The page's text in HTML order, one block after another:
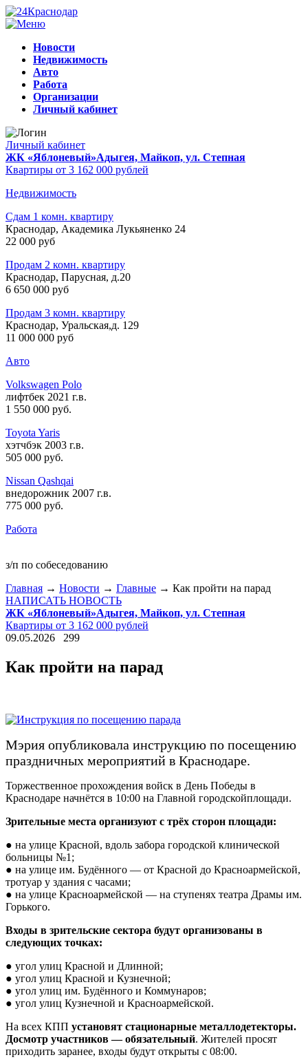
Новости
Недвижимость
Авто
Работа
Организации
Личный кабинет
Личный кабинет
ЖК «Яблоневый»Адыгея, Майкоп, ул. Степная
Квартиры от 3 162 000 рублей
Недвижимость
Сдам 1 комн. квартиру
Краснодар, Академика Лукьяненко 24
22 000 руб
Продам 2 комн. квартиру
Краснодар, Парусная, д.20
6 650 000 руб
Продам 3 комн. квартиру
Краснодар, Уральская,д. 129
11 000 000 руб
Авто
Volkswagen Polo
лифтбек 2021 г.в.
1 550 000 руб.
Toyota Yaris
хэтчбэк 2003 г.в.
505 000 руб.
Nissan Qashqai
внедорожник 2007 г.в.
775 000 руб.
Работа
з/п по собеседованию
Главная → Новости → Главные → Как пройти на парад
НАПИСАТЬ НОВОСТЬ
ЖК «Яблоневый»Адыгея, Майкоп, ул. Степная
Квартиры от 3 162 000 рублей
09.05.2026
299
Как пройти на парад
Мэрия опубликовала инструкцию по посещению
праздничных мероприятий в Краснодаре.
Торжественное прохождения войск в День Победы в
Краснодаре начнётся в 10:00 на Главной городскойплощади.
Зрительные места организуют с трёх сторон площади:
● на улице Красной, вдоль забора городской клинической
больницы №1;
● на улице им. Будённого — от Красной до Красноармейской,
тротуар у здания с часами;
● на улице Красноармейской — на ступенях театра Драмы им.
Горького.
Входы в зрительские сектора будут организованы в
следующих точках:
● угол улиц Красной и Длинной;
● угол улиц Красной и Кузнечной;
● угол улиц им. Будённого и Коммунаров;
● угол улиц Кузнечной и Красноармейской.
На всех КПП установят стационарные металлодетекторы.
Досмотр участников — обязательный. Жителей просят
приходить заранее, входы будут открыты с 08:00.